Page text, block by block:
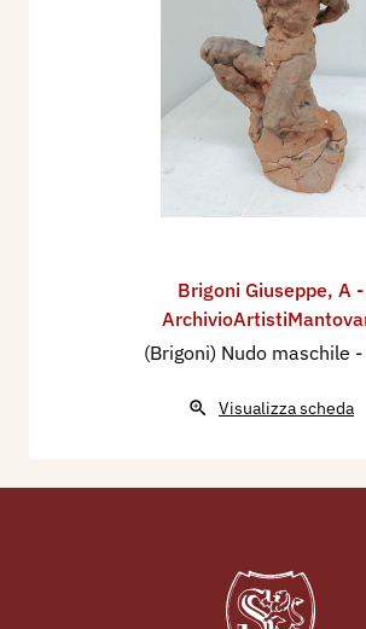
Brigoni Giuseppe, A -
(Brigoni) Nudo maschile
Visualizza scheda